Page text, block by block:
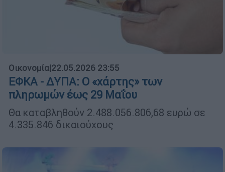
Οικονομία|22.05.2026 23:55
ΕΦΚΑ - ΔΥΠΑ: Ο «χάρτης» των
πληρωμών έως 29 Μαΐου
Θα καταβληθούν 2.488.056.806,68 ευρώ σε
4.335.846 δικαιούχους